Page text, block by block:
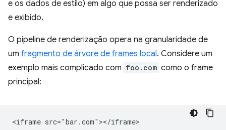
e os dados de estilo) em algo que possa ser renderizado
e exibido.
O pipeline de renderização opera na granularidade de
um fragmento de árvore de frames local. Considere um
exemplo mais complicado com foo.com como o frame
principal: